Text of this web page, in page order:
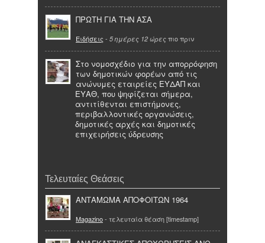
ΠΡΩΤΗ ΓΙΑ ΤΗΝ ΑΣΑ
Ειδήσεις - 5 ημέρες 12 ώρες πιο πριν
Στο νομοσχέδιο για την απορρόφηση
των δημοτικών φορέων από τις
ανώνυμες εταιρείες ΕΥΔΑΠ και
ΕΥΑΘ, που ψηφίζεται σήμερα,
αντιτίθενται επιστήμονες,
περιβαλλοντικές οργανώσεις,
δημοτικές αρχές και δημοτικές
επιχειρήσεις ύδρευσης
Τελευταίες Θεάσεις
ΑΝΤΑΜΩΜΑ ΑΠΟΦΟΙΤΩΝ 1964
Magazino- τελευταία θέαση [timestamp]